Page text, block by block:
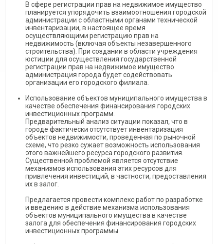
В сфере регистрации прав на недвижимое имущество
планируется упорядочить взаимоотношения городской
администрации с областными органами технической
инвентаризации, в настоящее время
осуществляющими регистрацию прав на
недвижимость (включая объекты незавершенного
строительства). При создании в области учреждения
юстиции для осуществления государственной
регистрации прав на недвижимое имущество
администрация города будет содействовать
организации его городского филиала.
Использование объектов муниципального имущества в
качестве обеспечения финансирования городских
инвестиционных программ.
Предварительный анализ ситуации показал, что в
городе фактически отсутствует инвентаризация
объектов недвижимости, проведенная по рыночной
схеме, что резко сужает возможность использования
этого важнейшего ресурса городского развития.
Существенной проблемой является отсутствие
механизмов использования этих ресурсов для
привлечения инвестиций, в частности, предоставления
их в залог.
Предлагается провести комплекс работ по разработке
и введению в действие механизма использования
объектов муниципального имущества в качестве
залога для обеспечения финансирования городских
инвестиционных программы.